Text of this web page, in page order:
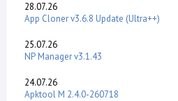
28.07.26
App Cloner v3.6.8 Update (Ultra++)
25.07.26
NP Manager v3.1.43
24.07.26
Apktool M 2.4.0-260718